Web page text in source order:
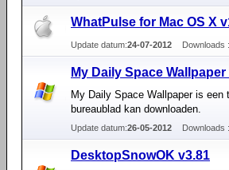
WhatPulse for Mac OS X
Update datum:24-07-2012 Downloads :
My Daily Space Wallpaper
My Daily Space Wallpaper is een
bureaublad kan downloaden.
Update datum:26-05-2012 Downloads :
DesktopSnowOK v3.81